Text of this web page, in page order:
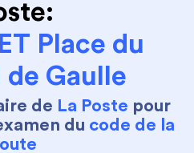
Place du
de Gaulle
de La Poste pour
du code de la